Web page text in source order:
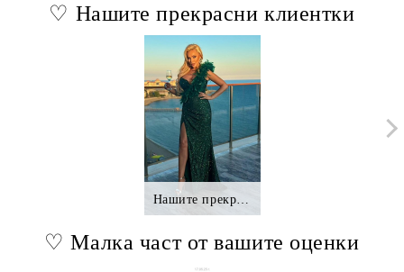
♡ Нашите прекрасни клиентки
♡ Малка част от вашите оценки